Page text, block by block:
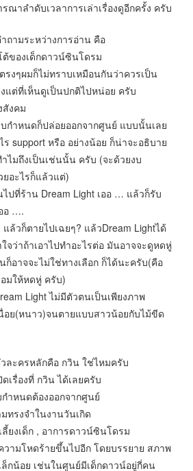
ณาลำดับเวลาการเล่าเรื่องดูอีกครั้ง ครับ
ถามระหว่างการอ่าน คือ
ต้ของเด็กดาวน์ซินโดรม
งๆผมก็ไม่ทราบเหมือนกันว่าควรเป็น
งแต่ที่เห็นดูเป็นปกติไปหน่อย ครับ
งคม
บกำหนดก็ปล่อยออกจากศูนย์ แบบนั้นเลย
ร support หรือ อย่างน้อย ก็น่าจะอธิบาย
ไมถึงเป็นเช่นนั้น ครับ (จะด้วยงบ
อะไรก็แล้วแต่)
ปที่ร้าน Dream Light เออ … แล้วก็รับ
อ ….
แล้วก็ตายไปเฉยๆ? แล้วDream Lightได้
ใจว่าถ้าเอาไปทำอะไรต่อ มันอาจจะดูหดหู่
ก็อาจจะไม่ใช่ทางเลือก ก็ได้นะครับ(คือ
มให้หดหู่ ครับ)
Light ไม่มีตัวตนเป็นเพียงภาพ
อย(หนาว)จนตายแบบสาวน้อยกับไม้ขีด
ละครหลักคือ กวิน ใช่ไหมครับ
ดเรื่องที่ กวิน ได้เลยครับ
ำหนดต้องออกจากศูนย์
ทรงจำในงานวันเกิด
ยงเด็ก , อาการดาวน์ซินโดรม
วามโหดร้ายขึ้นไปอีก โดยบรรยาย สภาพ
ล็กน้อย เช่นในศูนย์มีเด็กดาวน์อยู่กี่คน